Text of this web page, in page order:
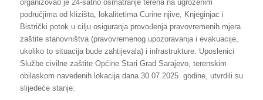
organizovao je 24-satno osmatranje terena na ugroženim
područjima od klizišta, lokalitetima Curine njive, Knjeginjac i
Bistrički potok u cilju osiguranja provođenja pravovremenih mjera
zaštite stanovništva (pravovremenog upozoravanja i evakuacije,
ukoliko to situacija bude zahtijevala) i infrastrukture. Uposlenici
Službe civilne zaštite Općine Stari Grad Sarajevo, terenskim
obilaskom navedenih lokacija dana 30.07.2025. godine, utvrdili su
slijedeće stanje: